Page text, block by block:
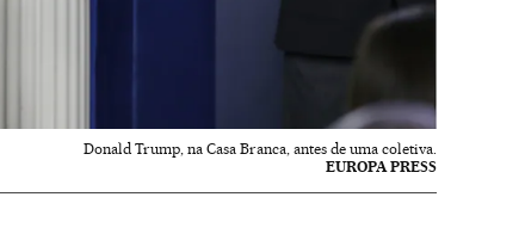
Donald Trump, na Casa Branca, antes de uma coletiva.
EUROPA PRESS